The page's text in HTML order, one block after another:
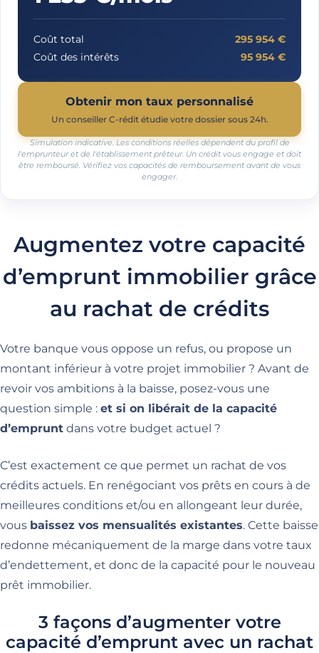
Coût total 295 954 €
Coût des intérêts
95 954 €
Obtenir mon taux personnalisé
Un conseiller C-rédit étudie votre dossier sous 24h.
Simulation indicative. Les conditions réelles dépendent du profil de
l'emprunteur et de l'établissement prêteur. Un crédit vous engage et doit
être remboursé. Vérifiez vos capacités de remboursement avant de vous
engager.
Augmentez votre capacité
d’emprunt immobilier grâce
au rachat de crédits
Votre banque vous oppose un refus, ou propose un
montant inférieur à votre projet immobilier ? Avant de
revoir vos ambitions à la baisse, posez-vous une
question simple : et si on libérait de la capacité
d’emprunt dans votre budget actuel ?
C’est exactement ce que permet un rachat de vos
crédits actuels. En renégociant vos prêts en cours à de
meilleures conditions et/ou en allongeant leur durée,
vous baissez vos mensualités existantes. Cette baisse
redonne mécaniquement de la marge dans votre taux
d’endettement, et donc de la capacité pour le nouveau
prêt immobilier.
3 façons d’augmenter votre
capacité d’emprunt avec un rachat